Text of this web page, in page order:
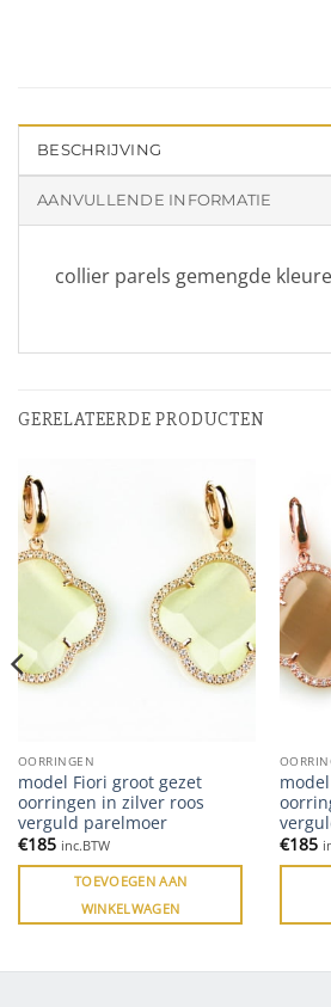
BESCHRIJVING
AANVULLENDE INFORMATIE
collier parels gemengde
GERELATEERDE PRODUCTEN
OORRINGEN
model Fiori groot gezet
oorringen in zilver roos
verguld parelmoer
€185 inc.BTW
TOEVOEGEN AAN
WINKELWAGEN
€185